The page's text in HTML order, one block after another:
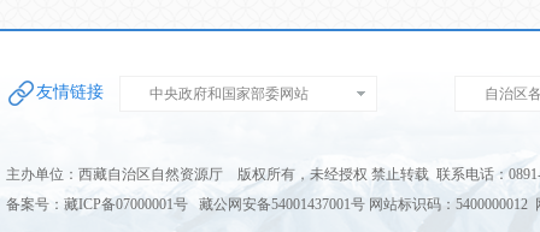
友情链接 中央政府和国家部委网站 自治区
主办单位：西藏自治区自然资源厅 版权所有，未经授权 禁止转载 联系电话：
备案号：藏ICP备07000001号 藏公网安备54001437001号 网站标识码：5400000012